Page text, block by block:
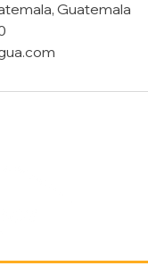
Guatemala